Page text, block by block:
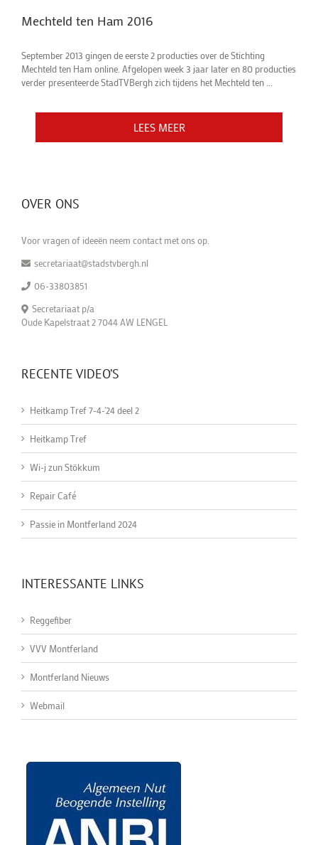
LEES MEER
Mechteld ten Ham 2016
September 2013 gingen de eerste 2 producties over de Stichting
Mechteld ten Ham online. Afgelopen week 3 jaar later en 80 producties
verder presenteerde StadTVBergh zich tijdens het Mechteld ten ...
LEES MEER
OVER ONS
Voor vragen of ideeën neem contact met ons op.
secretariaat@stadstvbergh.nl
06-33803851
Secretariaat p/a
Oude Kapelstraat 2 7044 AW LENGEL
RECENTE VIDEO’S
Heitkamp Tref 7-4-'24 deel 2
Heitkamp Tref
Wi-j zun Stökkum
Repair Café
Passie in Montferland 2024
INTERESSANTE LINKS
Reggefiber
VVV Montferland
Montferland Nieuws
Webmail